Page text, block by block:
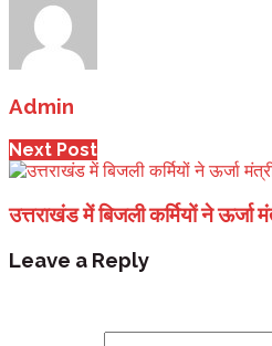
Admin
Next Post
उत्तराखंड में बिजली कर्मियों ने
Leave a Reply